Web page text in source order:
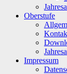
Oberstufe
Impressum